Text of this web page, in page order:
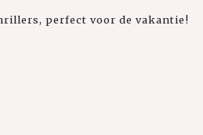
perfect voor de vakantie!